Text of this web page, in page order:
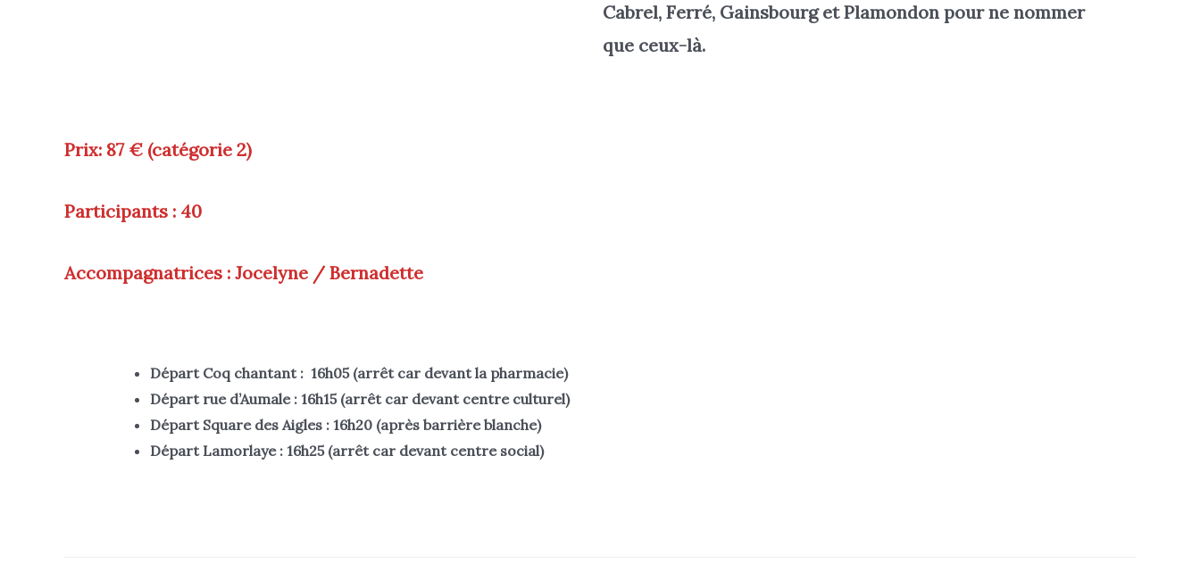
Cabrel, Ferré, Gainsbourg et Plamondon pour ne nommer
que ceux-là.
Prix: 87 € (catégorie 2)
Participants : 40
Accompagnatrices : Jocelyne / Bernadette
Départ Coq chantant : 16h05 (arrêt car devant la pharmacie)
Départ rue d’Aumale : 16h15 (arrêt car devant centre culturel)
Départ Square des Aigles : 16h20 (après barrière blanche)
Départ Lamorlaye : 16h25 (arrêt car devant centre social)